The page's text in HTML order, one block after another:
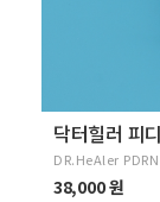
닥터힐러 피
DR.HeAler
38,000 원